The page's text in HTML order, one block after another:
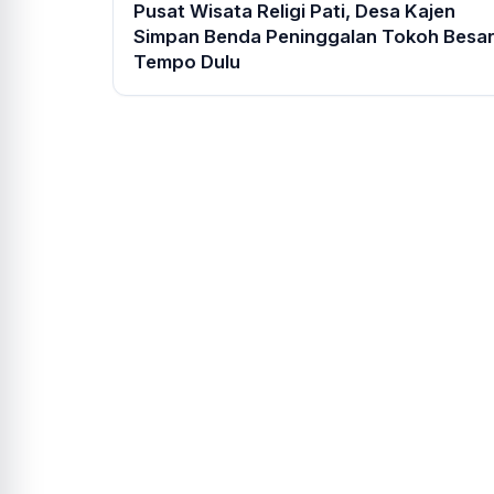
Pusat Wisata Religi Pati, Desa Kajen
Simpan Benda Peninggalan Tokoh Besar
Tempo Dulu